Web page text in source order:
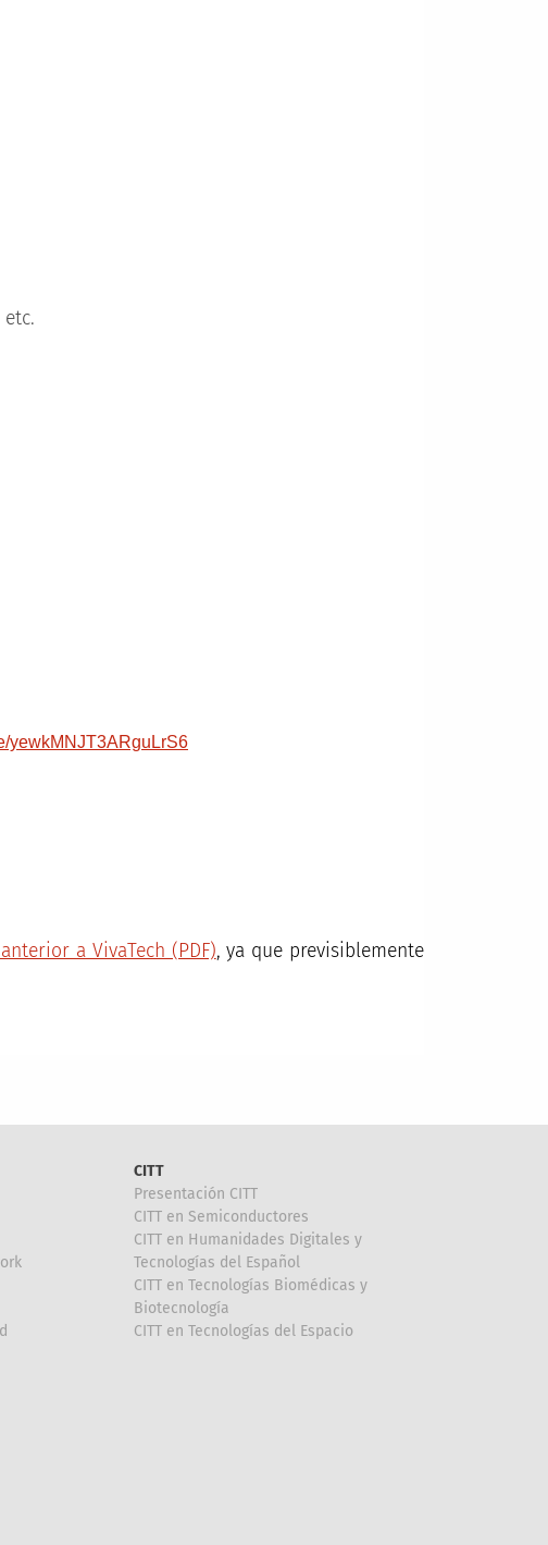
yewkMNJT3ARguLrS6
a VivaTech (PDF), ya que previsiblemente
CITT
Presentación CITT
CITT en Semiconductores
CITT en Humanidades Digitales y
Tecnologías del Español
CITT en Tecnologías Biomédicas y
Biotecnología
CITT en Tecnologías del Espacio